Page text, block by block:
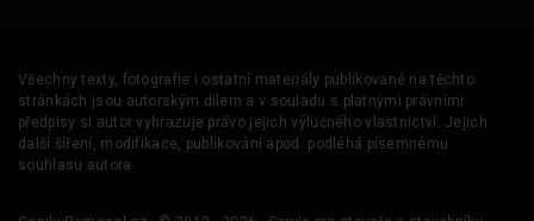
Všechny texty, fotografie i ostatní materiály publikované na těchto
stránkách jsou autorským dílem a v souladu s platnými právními
předpisy si autor vyhrazuje právo jejich výlučného vlastnictví. Jejich
další šíření, modifikace, publikování apod. podléhá písemnému
souhlasu autora.